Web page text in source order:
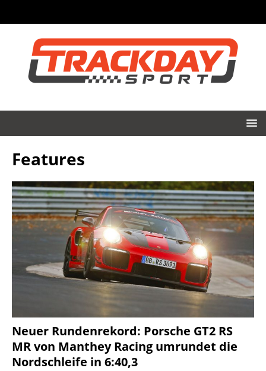
Features
Neuer Rundenrekord: Porsche GT2 RS
MR von Manthey Racing umrundet die
Nordschleife in 6:40,3